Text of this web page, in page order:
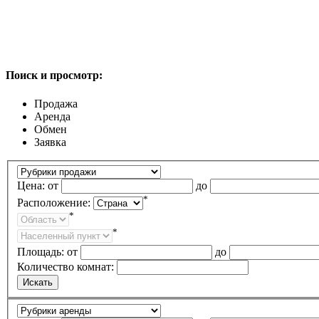
Поиск и просмотр:
Продажа
Аренда
Обмен
Заявка
Цена: от
до
Расположение:
*
*
*
Площадь: от
до
Количество комнат: